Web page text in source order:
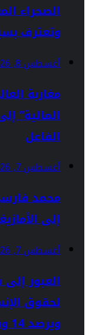
الصحراء
وتعترف
أغسطس 8, 2026
مغاربة
المالية”
الفاعل
أغسطس 7, 2026
محمد
إلى
أغسطس 7, 2026
العبور
لحقوق
ويرصد 14 وفاة وفق المعطيات المغربية